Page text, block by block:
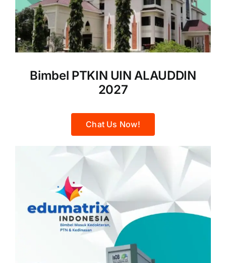
Bimbel PTKIN UIN ALAUDDIN
2027
Chat Us Now!